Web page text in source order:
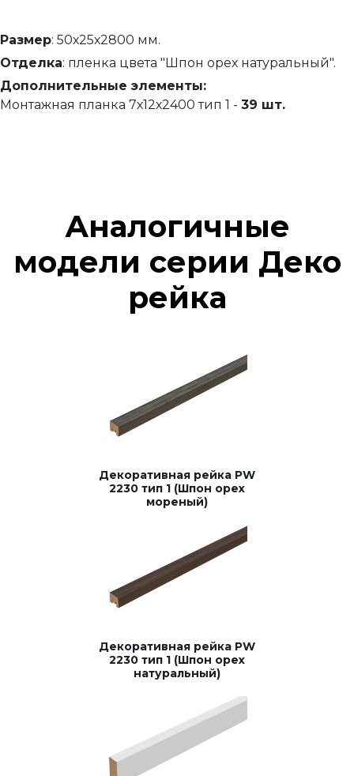
Размер: 50х25х2800 мм.
Отделка: пленка цвета "Шпон орех натуральный".
Дополнительные элементы:
Монтажная планка 7х12х2400 тип 1 - 39 шт.
Аналогичные
модели серии Деко
рейка
Декоративная рейка PW
2230 тип 1 (Шпон орех
мореный)
Декоративная рейка PW
2230 тип 1 (Шпон орех
натуральный)